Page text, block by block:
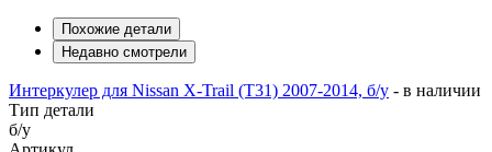
Похожие детали
Недавно смотрели
Интеркулер для Nissan X-Trail (T31) 2007-2014, б/у - в наличии
Тип детали
б/у